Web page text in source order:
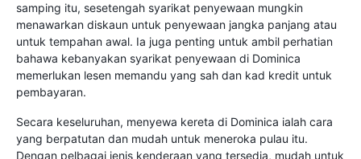
samping itu, sesetengah syarikat penyewaan mungkin
menawarkan diskaun untuk penyewaan jangka panjang atau
untuk tempahan awal. Ia juga penting untuk ambil perhatian
bahawa kebanyakan syarikat penyewaan di Dominica
memerlukan lesen memandu yang sah dan kad kredit untuk
pembayaran.
Secara keseluruhan, menyewa kereta di Dominica ialah cara
yang berpatutan dan mudah untuk meneroka pulau itu.
Dengan pelbagai jenis kenderaan yang tersedia, mudah untuk